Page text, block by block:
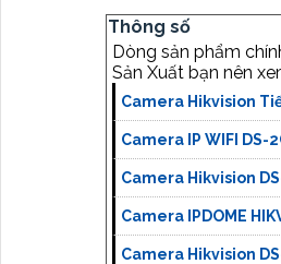
Thông số
Dòng sản phẩm
Sản Xuất bạn nên
Camera Hikvision
Camera IP WIFI DS-
Camera Hikvision
Camera IPDOME
Camera Hikvision